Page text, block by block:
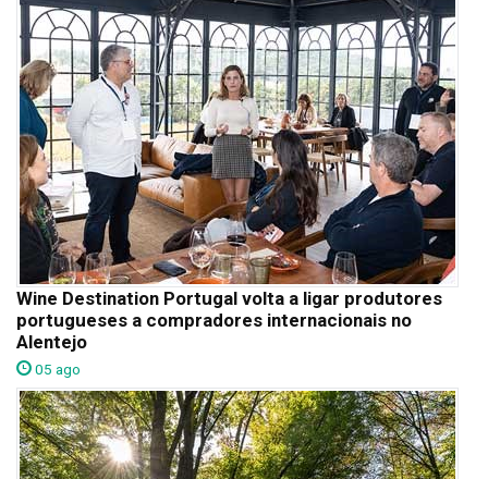
Wine Destination Portugal volta a ligar produtores
portugueses a compradores internacionais no
Alentejo
05 ago